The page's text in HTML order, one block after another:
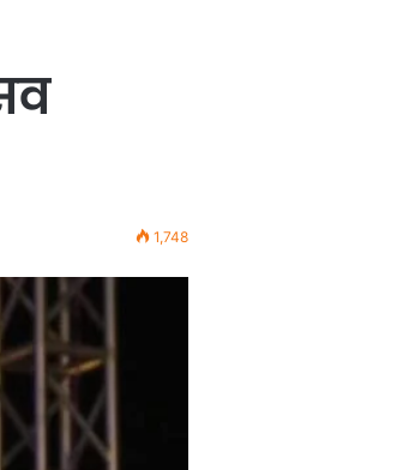
1,748